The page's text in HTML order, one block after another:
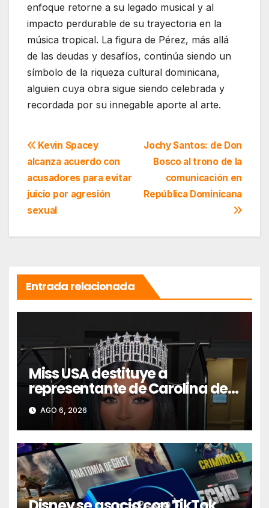
enfoque retorne a su legado musical y al
impacto perdurable de su trayectoria en la
música tropical. La figura de Pérez, más allá
de las deudas y desafíos, continúa siendo un
símbolo de la riqueza cultural dominicana,
alguien cuya obra sigue siendo celebrada y
recordada por su innegable aporte al arte.
Navegación
de
entradas
Jochy Santos: de Don
Bosco al trono de la
comunicación en
República Dominicana
Kevin Spacey
alcanza acuerdo con
acusadores para evitar
juicio por agresión
sexual
Entrada relacionada
Miss USA destituye a
representante de Carolina del
Norte por conducta racista
AGO 6, 2026